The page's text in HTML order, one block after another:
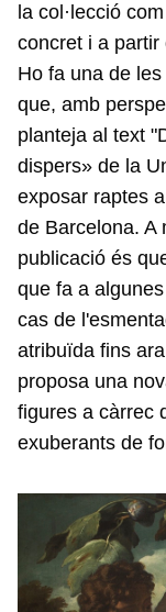
la col·lecció
concret i a partir
Ho fa una de
que, amb
planteja al text
dispers» de la
exposar raptes
de Barcelona. A
publicació és
que fa a
cas de
atribuïda fins
proposa una
figures a càrrec
exuberants de